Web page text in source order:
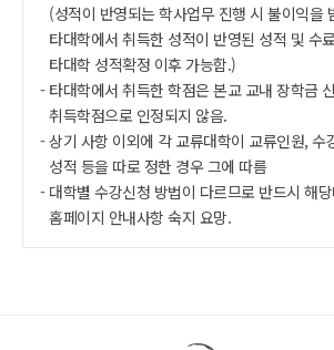
(성적이 반영되는 학사업무 진행 시 불이익을
타대학에서 취득한 성적이 반영된 성적 및 수
타대학 성적확정 이후 가능함.)
타대학에서 취득한 학점은 본교 교내 장학금
취득학점으로 인정되지 않음.
상기 사항 이외에 각 교류대학이 교류인원, 수
성적 등을 따로 정한 경우 그에 따름
대학별 수강신청 방법이 다르므로 반드시 해
홈페이지 안내사항 숙지 요망.